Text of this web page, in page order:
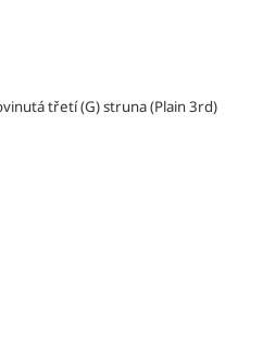
třetí (G) struna (Plain 3rd)